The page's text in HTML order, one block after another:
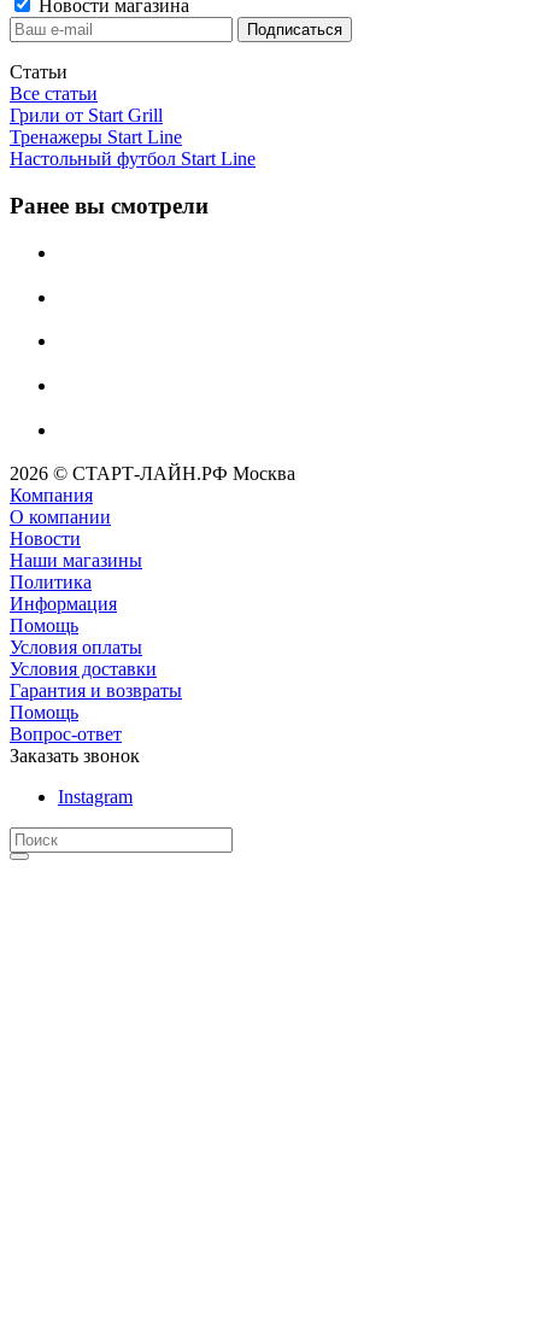
Новости магазина
Статьи
Все статьи
Грили от Start Grill
Тренажеры Start Line
Настольный футбол Start Line
Ранее вы смотрели
2026 © СТАРТ-ЛАЙН.РФ Москва
Компания
О компании
Новости
Наши магазины
Политика
Информация
Помощь
Условия оплаты
Условия доставки
Гарантия и возвраты
Помощь
Вопрос-ответ
Заказать звонок
Instagram